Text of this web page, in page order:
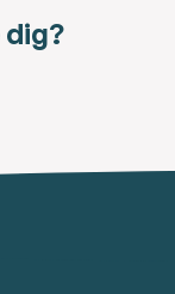
dig?